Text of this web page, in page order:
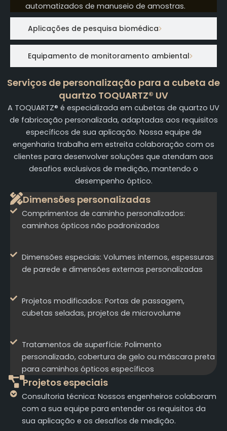
Aplicações de pesquisa biomédica
Equipamento de monitoramento ambiental
automatizados de manuseio de amostras.
Serviços de personalização para a cubeta de
quartzo TOQUARTZ® UV
A TOQUARTZ® é especializada em cubetas de quartzo UV
de fabricação personalizada, adaptadas aos requisitos
específicos de sua aplicação. Nossa equipe de
engenharia trabalha em estreita colaboração com os
clientes para desenvolver soluções que atendam aos
desafios exclusivos de medição, mantendo o
desempenho óptico.
Dimensões personalizadas
Comprimentos de caminho personalizados:
caminhos ópticos não padronizados
Dimensões especiais: Volumes internos, espessuras
de parede e dimensões externas personalizadas
Projetos modificados: Portas de passagem,
cubetas seladas, projetos de microvolume
Tratamentos de superfície: Polimento
personalizado, cobertura de gelo ou máscara preta
para caminhos ópticos específicos
Projetos especiais
Consultoria técnica: Nossos engenheiros colaboram
com a sua equipe para entender os requisitos da
sua aplicação e os desafios de medição.